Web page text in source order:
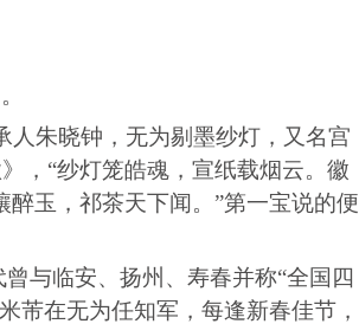
人朱晓钟，无为剔墨纱灯，又名宫
， “纱灯笼皓魂，宣纸载烟云。徽
玉，祁茶天下闻。”第一宝说的便
曾与临安、扬州 、 寿春并称“全国四
芾在无为任知军，每逢新春佳节，